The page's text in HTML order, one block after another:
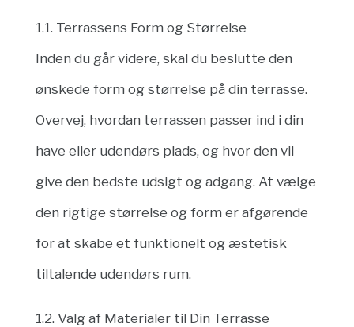
1.1. Terrassens Form og Størrelse
Inden du går videre, skal du beslutte den
ønskede form og størrelse på din terrasse.
Overvej, hvordan terrassen passer ind i din
have eller udendørs plads, og hvor den vil
give den bedste udsigt og adgang. At vælge
den rigtige størrelse og form er afgørende
for at skabe et funktionelt og æstetisk
tiltalende udendørs rum.
1.2. Valg af Materialer til Din Terrasse